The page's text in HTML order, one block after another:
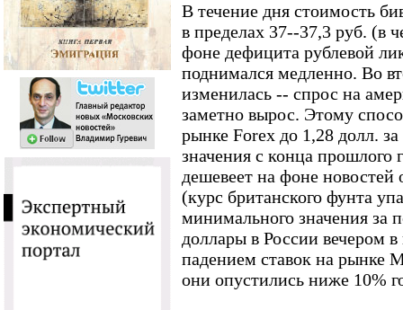
В течение дня стоимость
в пределах 37--37,3 руб. (в
фоне дефицита рублевой
поднимался медленно. Во
изменилась -- спрос на
заметно вырос. Этому
рынке Forex до 1,28 долл.
значения с конца прошлого
дешевеет на фоне
(курс британского фунта
минимального значения за
доллары в России вечером
падением ставок на рынке
они опустились ниже 10%